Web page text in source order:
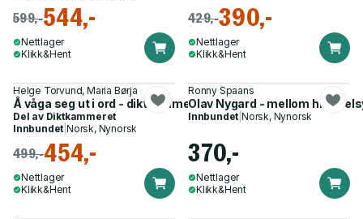
599,-544,-
Nettlager
Klikk&Hent
429,-390,-
Nettlager
Klikk&Hent
Helge Torvund, Maria Børja
Å våga seg ut i ord - diktkammeret 10 år
Del av Diktkammeret
Innbundet |Norsk, Nynorsk
499,-454,-
Nettlager
Klikk&Hent
Ronny Spaans
Olav Nygard - mellom
Innbundet |Norsk, Nynorsk
370,-
Nettlager
Klikk&Hent